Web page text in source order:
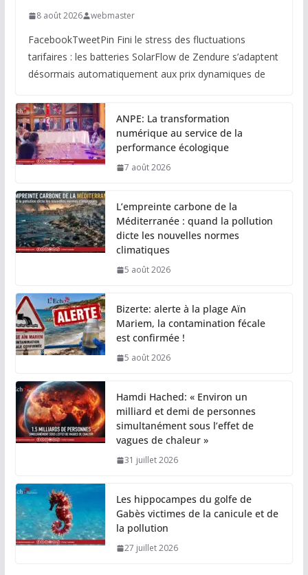
8 août 2026 webmaster
FacebookTweetPin Fini le stress des fluctuations
tarifaires : les batteries SolarFlow de Zendure s’adaptent
désormais automatiquement aux prix dynamiques de
ANPE: La transformation
numérique au service de la
performance écologique
7 août 2026
L’empreinte carbone de la
Méditerranée : quand la pollution
dicte les nouvelles normes
climatiques
5 août 2026
Bizerte: alerte à la plage Aïn
Mariem, la contamination fécale
est confirmée !
5 août 2026
Hamdi Hached: « Environ un
milliard et demi de personnes
simultanément sous l’effet de
vagues de chaleur »
31 juillet 2026
Les hippocampes du golfe de
Gabès victimes de la canicule et de
la pollution
27 juillet 2026